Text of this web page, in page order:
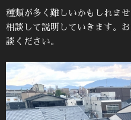
種類が多く難しいかもしれま
相談して説明していきます。
談ください。